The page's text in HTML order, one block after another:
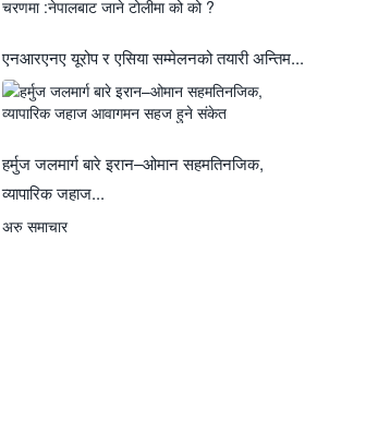
एनआरएनए यूरोप र एसिया सम्मेलनको तयारी अन्तिम...
हर्मुज जलमार्ग बारे इरान–ओमान सहमतिनजिक,
व्यापारिक जहाज...
अरु समाचार